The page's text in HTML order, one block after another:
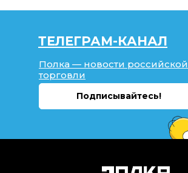
ТЕЛЕГРАМ-КАНАЛ
Полка — новости российской
торговли
Подписывайтесь!